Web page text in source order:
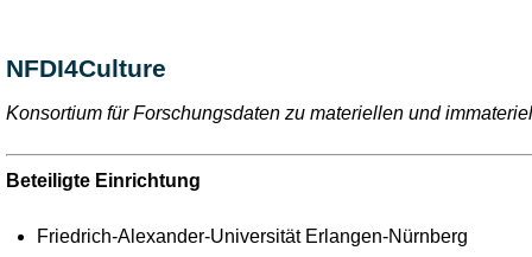
NFDI4Culture
Konsortium für Forschungsdaten zu materiellen und
Beteiligte Einrichtung
Friedrich-Alexander-Universität Erlangen-Nürnberg